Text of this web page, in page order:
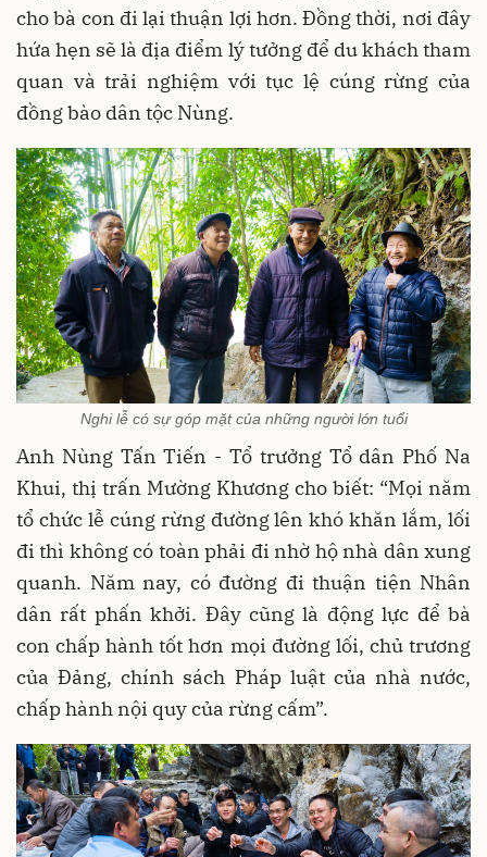
cho bà con đi lại thuận lợi hơn. Đồng thời, nơi đây
hứa hẹn sẽ là địa điểm lý tưởng để du khách tham
quan và trải nghiệm với tục lệ cúng rừng của
đồng bào dân tộc Nùng.
Nghi lễ có sự góp mặt của những người lớn tuổi
Anh Nùng Tấn Tiến - Tổ trưởng Tổ dân Phố Na
Khui, thị trấn Mường Khương cho biết: “Mọi năm
tổ chức lễ cúng rừng đường lên khó khăn lắm, lối
đi thì không có toàn phải đi nhờ hộ nhà dân xung
quanh. Năm nay, có đường đi thuận tiện Nhân
dân rất phấn khởi. Đây cũng là động lực để bà
con chấp hành tốt hơn mọi đường lối, chủ trương
của Đảng, chính sách Pháp luật của nhà nước,
chấp hành nội quy của rừng cấm”.